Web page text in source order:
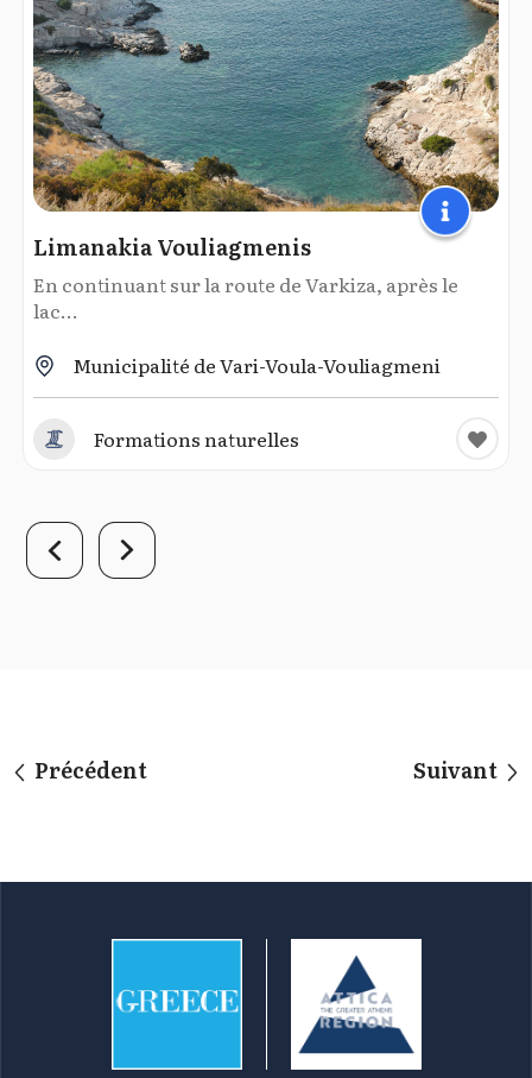
Limanakia Vouliagmenis
En continuant sur la route de Varkiza, après le
lac...
Municipalité de Vari-Voula-Vouliagmeni
Formations naturelles
Précédent Suivant